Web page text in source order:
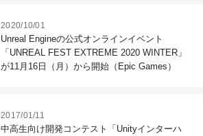
2020/10/01
Unreal Engineの公式オンラインイベント
「UNREAL FEST EXTREME 2020 WINTER」
が11月16日（月）から開始（Epic Games）
2017/01/11
中高生向け開発コンテスト「Unityインターハ